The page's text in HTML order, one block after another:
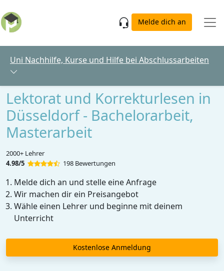
Melde dich an
Uni Nachhilfe, Kurse und Hilfe bei Abschlussarbeiten
Lektorat und Korrekturlesen in
Düsseldorf - Bachelorarbeit,
Masterarbeit
2000+ Lehrer
4.98/5
198 Bewertungen
Melde dich an und stelle eine Anfrage
Wir machen dir ein Preisangebot
Wähle einen Lehrer und beginne mit deinem
Unterricht
Kostenlose Anmeldung